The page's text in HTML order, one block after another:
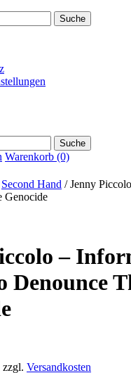
Warenkorb (0)
Second Hand / Jenny
Genocide
–
Denounce
zzgl. Versandkosten